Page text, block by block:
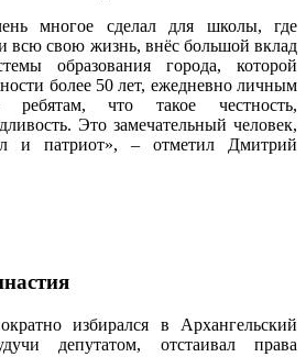
многое сделал для школы, где
всю свою жизнь, внёс большой вклад
образования города, которой
более 50 лет, ежедневно личным
ребятам, что такое честность,
Это замечательный человек,
и патриот», – отметил Дмитрий
избирался в Архангельский
депутатом, отстаивал права